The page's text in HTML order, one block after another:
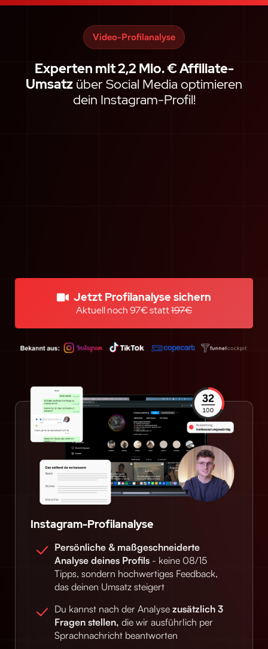
Video-Profilanalyse
Experten mit 2,2 Mio. € Affiliate-
Umsatz über Social Media optimieren
dein Instagram-Profil!
Jetzt Profilanalyse sichern
Aktuell noch 97€ statt 197€
Instagram-Profilanalyse
Persönliche & maßgeschneiderte
Analyse deines Profils - keine 08/15
Tipps, sondern hochwertiges Feedback,
das deinen Umsatz steigert
Du kannst nach der Analyse zusätzlich 3
Fragen stellen, die wir ausführlich per
Sprachnachricht beantworten